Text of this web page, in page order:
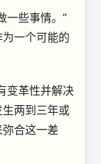
一些事情。”
一个可能的
变革性并解决
两到三年或
合这一差